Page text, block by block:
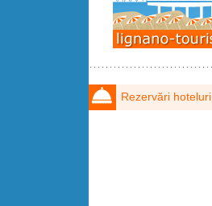
Rezervări hoteluri